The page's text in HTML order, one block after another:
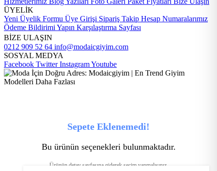
ÜYELİK
Yeni Üyelik Formu Üye Girişi Sipariş Takip Hesap Numaralarımız
Ödeme Bildirimi Yapın Karşılaştırma Sayfası
BİZE ULAŞIN
0212 909 52 64 info@modaicgiyim.com
SOSYAL MEDYA
Facebook TwitterInstagramYoutube
Sepete Eklenemedi!
Bu ürünün seçenekleri bulunmaktadır.
Ürünün detay sayfasına giderek seçim yapmalısınız.